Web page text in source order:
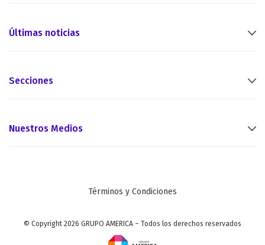
Últimas noticias
Secciones
Nuestros Medios
Términos y Condiciones
© Copyright 2026 GRUPO AMERICA – Todos los derechos reservados